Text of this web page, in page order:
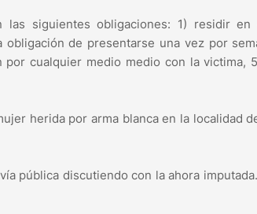
siguientes obligaciones: 1) residir en
de presentarse una vez por
cualquier medio medio con la victima,
herida por arma blanca en la localidad
pública discutiendo con la ahora